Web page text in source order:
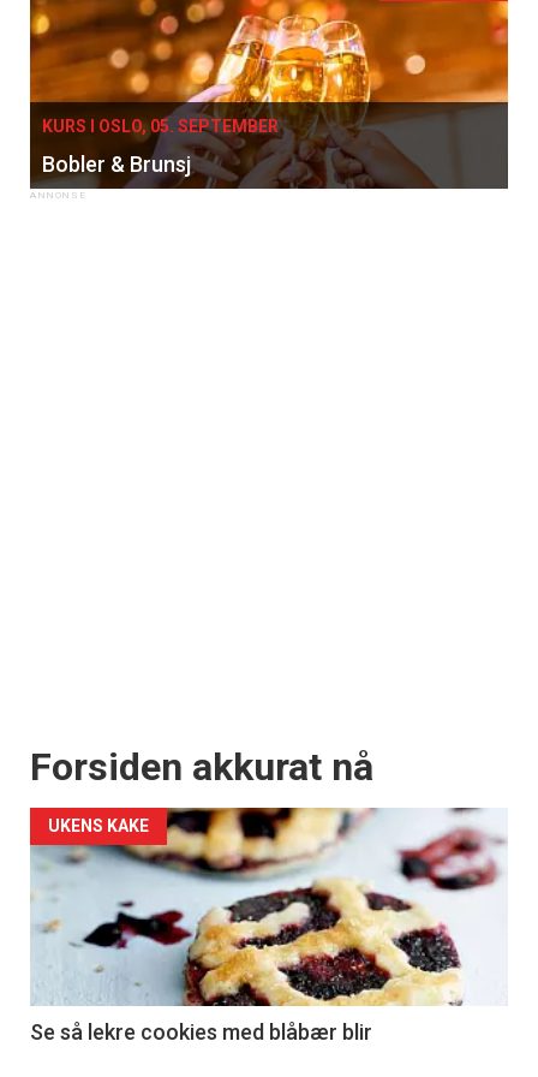
KURS I OSLO, 05. SEPTEMBER
Bobler & Brunsj
Forsiden akkurat nå
UKENS KAKE
Se så lekre cookies med blåbær blir